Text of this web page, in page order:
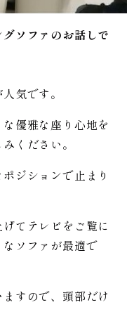
ソファのお話しで
気です。
優雅な座り心地を
ください。
ジションで止まり
てテレビをご覧に
ソファが最適で
すので、頭部だけ